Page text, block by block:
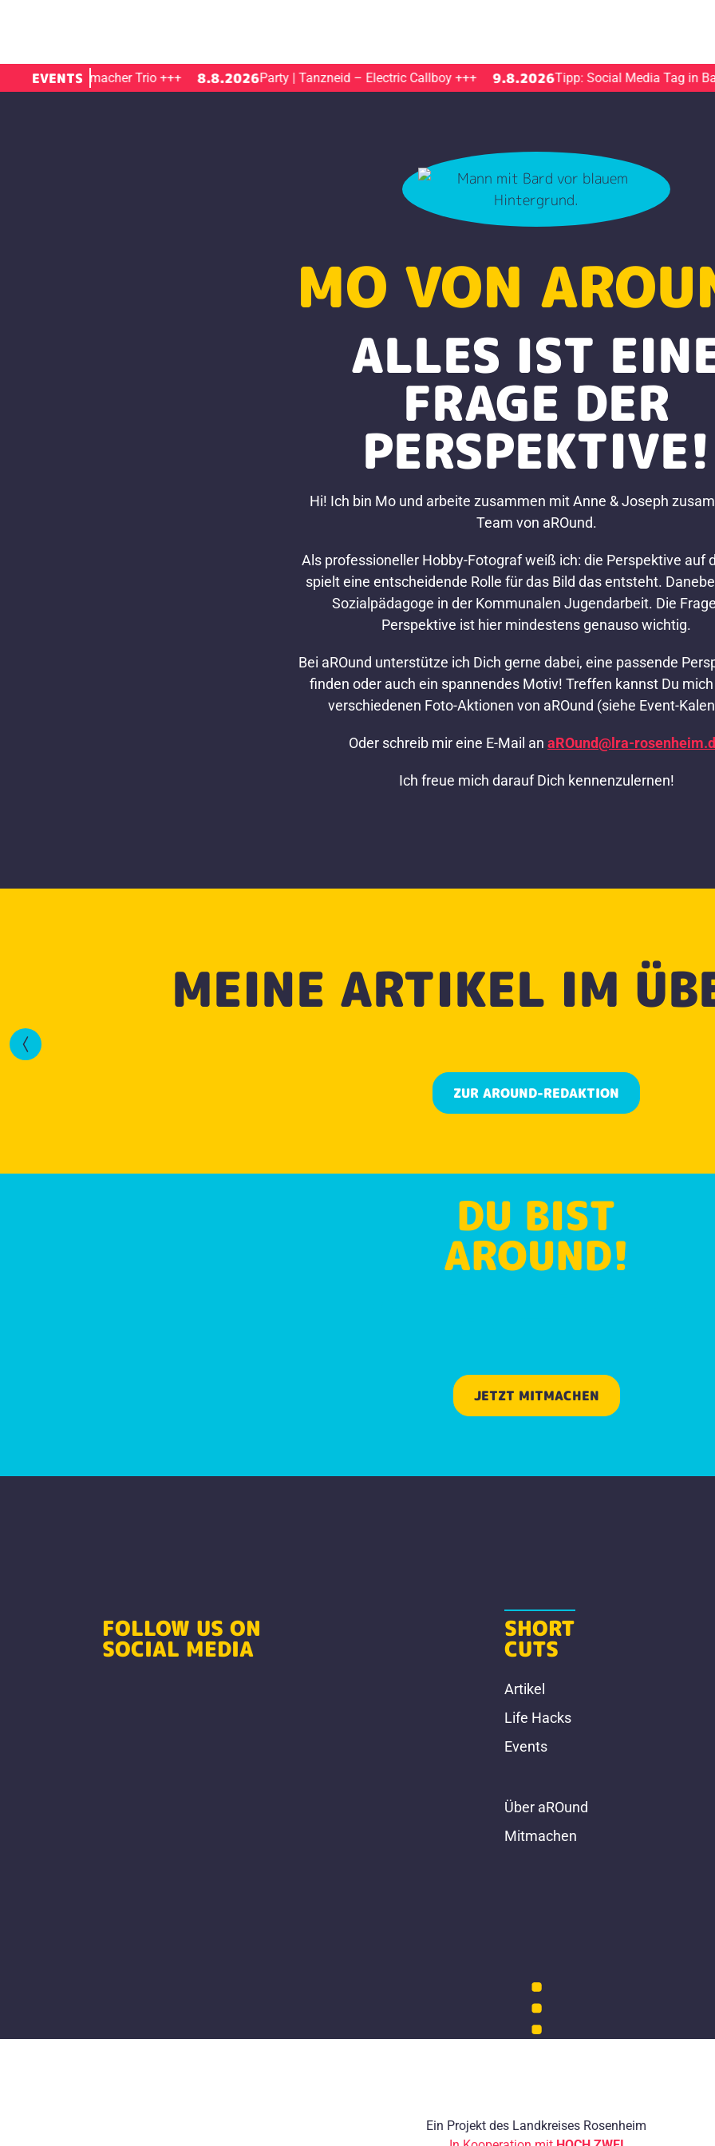
EVENTS
| jannemacher Trio+++ 8.8.2026Party | Tanzneid – Electric Callboy+++ 9.8.2026Tipp: Social Media Tag in Bad
MO VON
ALLES IST
FRAGE DER
PERSPEKTIVE!
Hi! Ich bin Mo und arbeite zusammen mit Anne & Joseph
Team von aROund.
Als professioneller Hobby-Fotograf weiß ich: die Perspektive auf
spielt eine entscheidende Rolle für das Bild das entsteht.
Sozialpädagoge in der Kommunalen Jugendarbeit. Die
Perspektive ist hier mindestens genauso wichtig.
Bei aROund unterstütze ich Dich gerne dabei, eine passende
finden oder auch ein spannendes Motiv! Treffen kannst Du
verschiedenen Foto-Aktionen von aROund (siehe Event-
Oder schreib mir eine E-Mail an aROund@lra-
Ich freue mich darauf Dich kennenzulernen!
MEINE ARTIKEL IM
ZUR AROUND-REDAKTION
DU BIST
AROUND!
JETZT MITMACHEN
FOLLOW US ON
SOCIAL MEDIA
SHORT
CUTS
Artikel
Life Hacks
Events
Über aROund
Mitmachen
Ein Projekt des Landkreises Rosenheim